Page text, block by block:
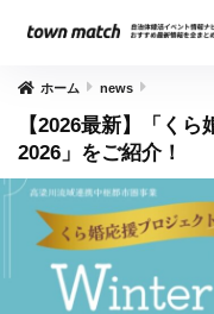
ホーム news
【2026最新】「く
2026」をご紹介！